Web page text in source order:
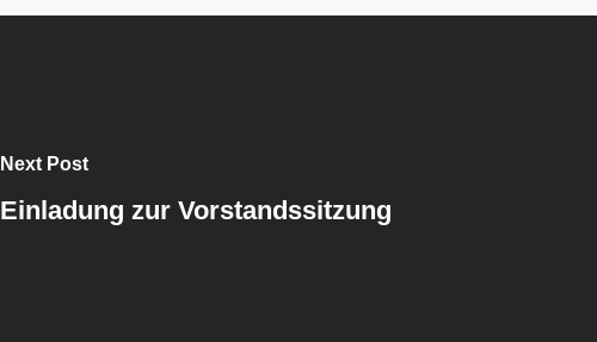
Next Post
Einladung zur Vorstandssitzung